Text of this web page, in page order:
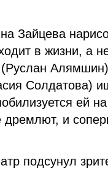
Зайцева
в жизни, а
Алямшин)
Солдатова)
ей
и
подсунул